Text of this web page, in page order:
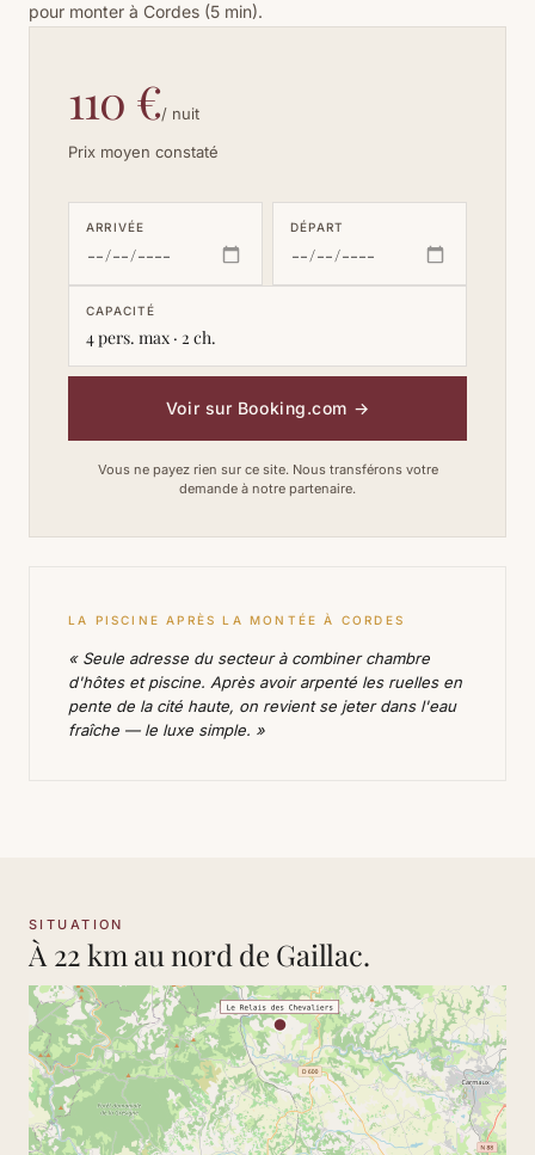
pour monter à Cordes (5 min).
110 €/ nuit
Prix moyen constaté
ARRIVÉE DÉPART
CAPACITÉ
4 pers. max · 2 ch.
Voir sur Booking.com →
Vous ne payez rien sur ce site. Nous transférons votre
demande à notre partenaire.
LA PISCINE APRÈS LA MONTÉE À CORDES
« Seule adresse du secteur à combiner chambre
d'hôtes et piscine. Après avoir arpenté les ruelles en
pente de la cité haute, on revient se jeter dans l'eau
fraîche — le luxe simple. »
SITUATION
À 22 km au nord de Gaillac.